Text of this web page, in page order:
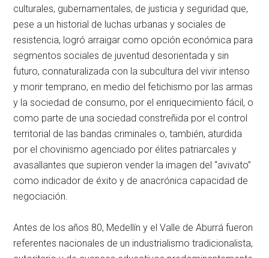
culturales, gubernamentales, de justicia y seguridad que,
pese a un historial de luchas urbanas y sociales de
resistencia, logró arraigar como opción económica para
segmentos sociales de juventud desorientada y sin
futuro, connaturalizada con la subcultura del vivir intenso
y morir temprano, en medio del fetichismo por las armas
y la sociedad de consumo, por el enriquecimiento fácil, o
como parte de una sociedad constreñida por el control
territorial de las bandas criminales o, también, aturdida
por el chovinismo agenciado por élites patriarcales y
avasallantes que supieron vender la imagen del “avivato”
como indicador de éxito y de anacrónica capacidad de
negociación.
Antes de los años 80, Medellín y el Valle de Aburrá fueron
referentes nacionales de un industrialismo tradicionalista,